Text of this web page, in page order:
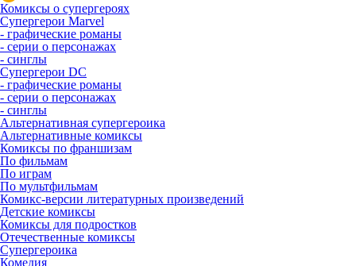
Комиксы о супергероях
Супергерои Marvel
- графические романы
- серии о персонажах
- синглы
Супергерои DC
- графические романы
- серии о персонажах
- синглы
Альтернативная супергероика
Альтернативные комиксы
Комиксы по франшизам
По фильмам
По играм
По мультфильмам
Комикс-версии литературных произведений
Детские комиксы
Комиксы для подростков
Отечественные комиксы
Супергероика
Комедия